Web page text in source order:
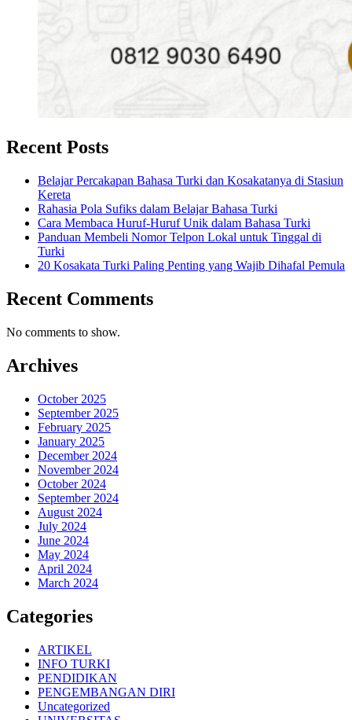
Recent Posts
Belajar Percakapan Bahasa Turki dan Kosakatanya di Stasiun
Kereta
Rahasia Pola Sufiks dalam Belajar Bahasa Turki
Cara Membaca Huruf-Huruf Unik dalam Bahasa Turki
Panduan Membeli Nomor Telpon Lokal untuk Tinggal di
Turki
20 Kosakata Turki Paling Penting yang Wajib Dihafal Pemula
Recent Comments
No comments to show.
Archives
October 2025
September 2025
February 2025
January 2025
December 2024
November 2024
October 2024
September 2024
August 2024
July 2024
June 2024
May 2024
April 2024
March 2024
Categories
ARTIKEL
INFO TURKI
PENDIDIKAN
PENGEMBANGAN DIRI
Uncategorized